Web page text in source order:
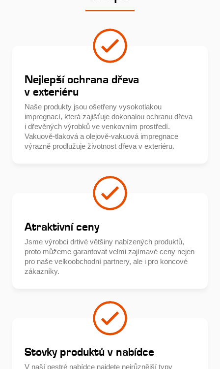
Nejlepší ochrana dřeva
v exteriéru
Naše produkty jsou ošetřeny vysokotlakou
impregnací, která zajišťuje dokonalou ochranu dřeva
i dřevěných výrobků ve venkovním prostředí.
Vakuově-tlaková a olejově-vakuová impregnace
výrazně prodlužuje životnost dřeva v exteriéru.
Atraktivní ceny
Jsme výrobci drtivé většiny nabízených produktů,
proto můžeme garantovat velmi zajímavé ceny nejen
pro naše velkoobchodní partnery, ale i pro koncové
zákazníky.
Stovky produktů v nabídce
V naší pestré nabídce najdete nejrůznější typy